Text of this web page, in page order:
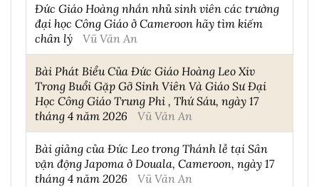
Đức Giáo Hoàng nhắn nhủ sinh viên các trường
đại học Công Giáo ở Cameroon hãy tìm kiếm
chân lý
Vũ Văn An
Bài Phát Biểu Của Đức Giáo Hoàng Leo Xiv
Trong Buổi Gặp Gỡ Sinh Viên Và Giáo Sư Đại
Học Công Giáo Trung Phi , Thứ Sáu, ngày 17
tháng 4 năm 2026
Vũ Văn An
Bài giảng của Đức Leo trong Thánh lễ tại Sân
vận động Japoma ở Douala, Cameroon, ngày 17
tháng 4 năm 2026
Vũ Văn An